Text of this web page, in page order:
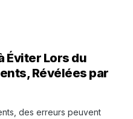
Éviter Lors du
Révélées par
des erreurs peuvent